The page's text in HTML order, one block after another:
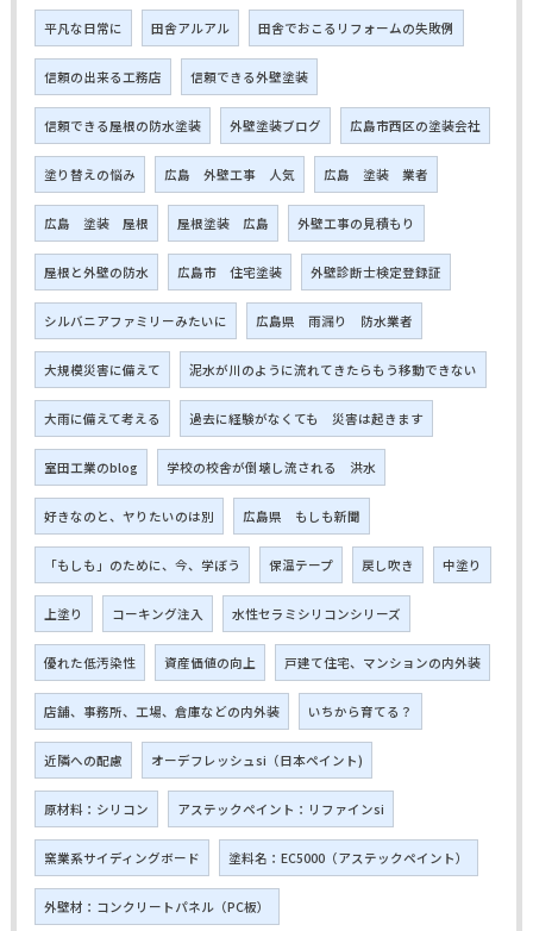
平凡な日常に 田舎アルアル 田舎でおこるリフォームの失敗例
信頼の出来る工務店 信頼できる外壁塗装
信頼できる屋根の防水塗装 外壁塗装ブログ 広島市西区の塗装会社
塗り替えの悩み 広島 外壁工事 人気 広島 塗装 業者
広島 塗装 屋根 屋根塗装 広島 外壁工事の見積もり
屋根と外壁の防水 広島市 住宅塗装 外壁診断士検定登録証
シルバニアファミリーみたいに 広島県 雨漏り 防水業者
大規模災害に備えて 泥水が川のように流れてきたらもう移動できない
大雨に備えて考える 過去に経験がなくても 災害は起きます
室田工業のblog 学校の校舎が倒壊し流される 洪水
好きなのと、ヤりたいのは別 広島県 もしも新聞
「もしも」のために、今、学ぼう 保温テープ 戻し吹き 中塗り
上塗り コーキング注入 水性セラミシリコンシリーズ
優れた低汚染性 資産価値の向上 戸建て住宅、マンションの内外装
店舗、事務所、工場、倉庫などの内外装 いちから育てる？
近隣への配慮 オーデフレッシュsi（日本ペイント)
原材料：シリコン アステックペイント：リファインsi
窯業系サイディングボード 塗料名：EC5000（アステックペイント）
外壁材：コンクリートパネル（PC板）